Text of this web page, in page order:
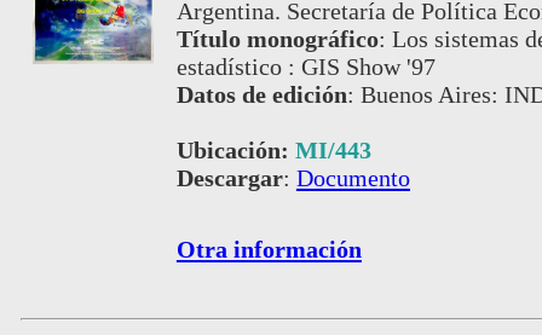
Argentina. Secretaría de Política
Título monográfico: Los sistemas
estadístico : GIS Show '97
Datos de edición: Buenos Aires:
Ubicación: MI/443
Descargar: Documento
Otra información